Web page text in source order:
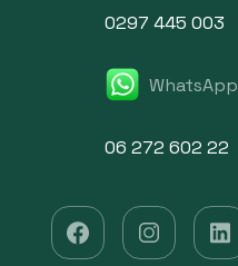
0297 445 003
WhatsApp
06 272 602 22